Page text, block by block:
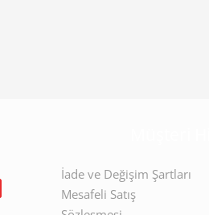
İade ve Değişim Şartları
Mesafeli Satış